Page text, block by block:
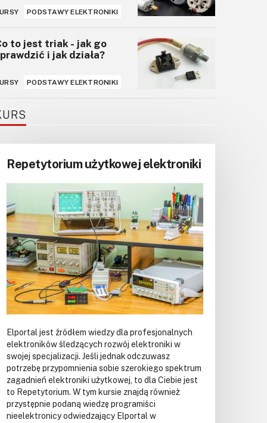
STEROWNIKI (KONTROLERY)
OLEDUINO –
wyświetlacz OLED
kompatybilny z Arduino
7-segmentowy mini
PIC16F628A i DS1307
RTC
ZEGARY, TIMERY
Odbiornik
bezprzewodowy
434 MHz – ściemniacz
LED – kompatybilny z
Arduino
KOMUNIKACJA, RF
Inteligentny regulator
lutownicy – precyzyjny
regulator grzałki
REGULATORY MOCY,
STEROWNIKI
Wskaźnik poziomu
PODSTAWY ELEKTRONIKI
to jest triak - jak go
i jak działa?
PODSTAWY ELEKTRONIKI
Repetytorium użytkowej elektroniki
Elportal jest źródłem wiedzy dla profesjonalnych
elektroników śledzących rozwój elektroniki w
swojej specjalizacji. Jeśli jednak odczuwasz
potrzebę przypomnienia sobie szerokiego spektrum
zagadnień elektroniki użytkowej, to dla Ciebie jest
to Repetytorium. W tym kursie znajdą również
przystępnie podaną wiedzę programiści
nieelektronicy odwiedzający Elportal w